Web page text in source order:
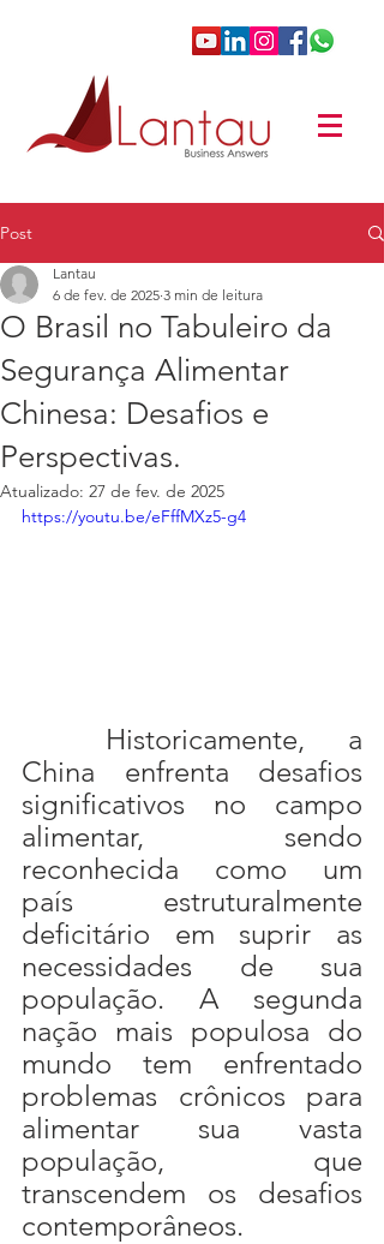
Post
O Brasil no Tabuleiro da
Segurança Alimentar
Chinesa: Desafios e
Perspectivas.
Lantau
6 de fev. de 2025 3 min de leitura
Atualizado: 27 de fev. de 2025
https://youtu.be/eFffMXz5-g4
China enfrenta desafios
significativos no campo
alimentar, sendo
reconhecida como um
país estruturalmente
deficitário em suprir as
necessidades de sua
população. A segunda
nação mais populosa do
mundo tem enfrentado
problemas crônicos para
alimentar sua vasta
população, que
transcendem os desafios
contemporâneos.